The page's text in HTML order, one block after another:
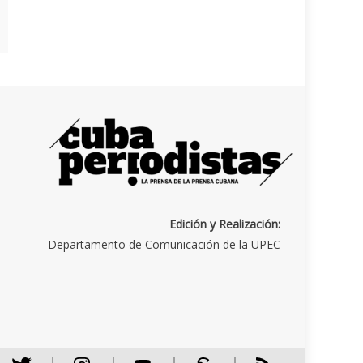
Edición y Realización:
Departamento de Comunicación de la UPEC